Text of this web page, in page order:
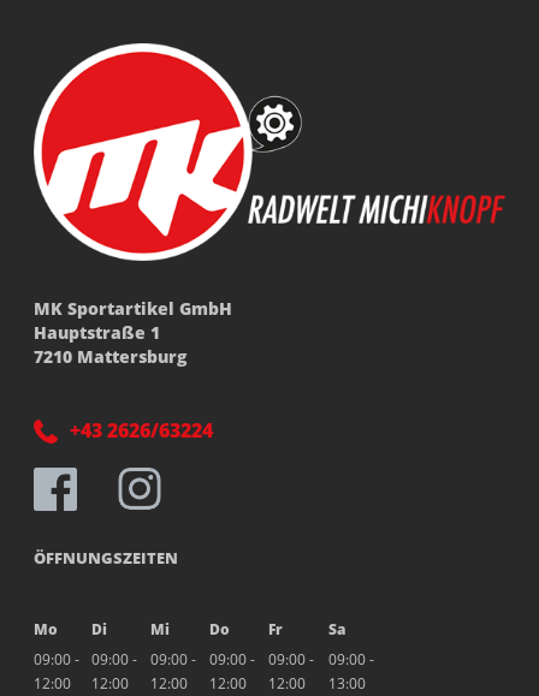
MK Sportartikel GmbH
Hauptstraße 1
7210 Mattersburg
+43 2626/63224
ÖFFNUNGSZEITEN
Mo Di Mi Do Fr
Sa
09:00 -
12:00
09:00 -
12:00
09:00 -
12:00
09:00 -
12:00
09:00 -
12:00
09:00 -
13:00